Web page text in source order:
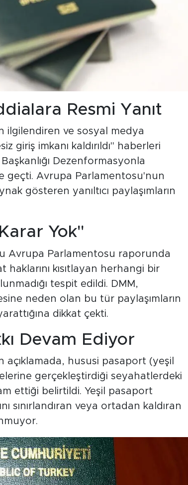
Resmi Yanıt
ilgilendiren ve sosyal medya
giriş imkanı kaldırıldı" haberleri
Dezenformasyonla
geçti. Avrupa Parlamentosu'nun
gösteren yanıltıcı paylaşımların
Yok"
Avrupa Parlamentosu raporunda
kısıtlayan herhangi bir
tespit edildi. DMM,
neden olan bu tür paylaşımların
dikkat çekti.
Devam Ediyor
açıklamada, hususi pasaport (yeşil
gerçekleştirdiği seyahatlerdeki
ettiği belirtildi. Yeşil pasaport
sınırlandıran veya ortadan kaldıran